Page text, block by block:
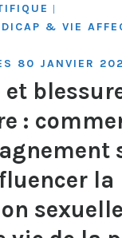
|
& VIE
80 JANVIER
:
la